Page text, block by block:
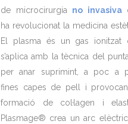
de microcirurgia no invasiva
ha revolucionat la medicina
El plasma és un gas ionitzat
s’aplica amb la tècnica del
per anar suprimint, a poc a
fines capes de pell i
formació de col·lagen i
Plasmage® crea un arc